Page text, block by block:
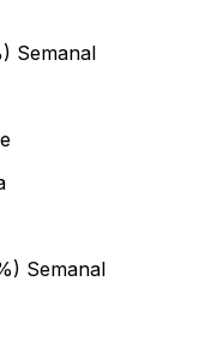
Semanal
Semanal